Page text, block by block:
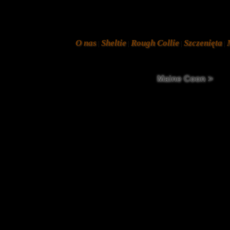
O nas| Sheltie| Rough Collie| Szczenięta|
Maine Coon >